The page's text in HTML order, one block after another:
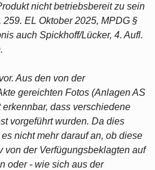
nicht betriebsbereit zu sein
EL Oktober 2025, MPDG §
auch Spickhoff/Lücker, 4. Aufl.
Aus den von der
gereichten Fotos (Anlagen AS
erkennbar, dass verschiedene
vorgeführt wurden. Da dies
nicht mehr darauf an, ob diese
von der Verfügungsbeklagten auf
oder - wie sich aus der